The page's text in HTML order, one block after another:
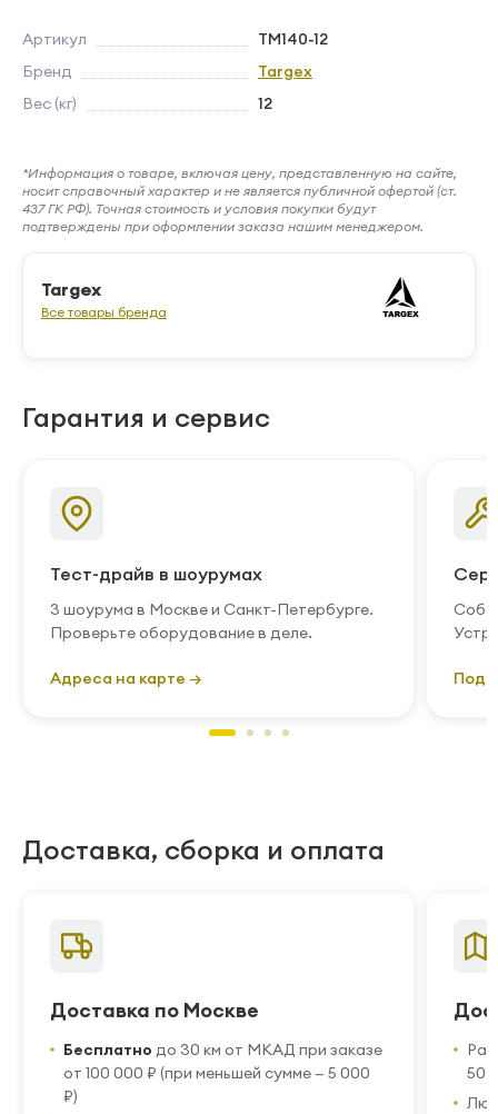
Артикул
TM140-12
Бренд
Targex
Вес (кг)
12
*Информация о товаре, включая цену, представленную на сайте,
носит справочный характер и не является публичной офертой (ст.
437 ГК РФ). Точная стоимость и условия покупки будут
подтверждены при оформлении заказа нашим менеджером.
Targex
Все товары бренда
Гарантия и сервис
Тест-драйв в шоурумах
3 шоурума в Москве и Санкт-Петербурге.
Проверьте оборудование в деле.
Адреса на карте →
Доставка, сборка и оплата
Доставка по Москве
Бесплатно до 30 км от МКАД при заказе
от 100 000 ₽ (при меньшей сумме — 5 000
₽)
50